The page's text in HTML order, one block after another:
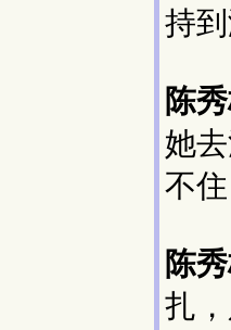
持
陈
她
不
陈
扎